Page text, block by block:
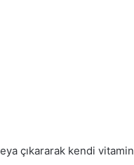
çıkararak kendi vitamin